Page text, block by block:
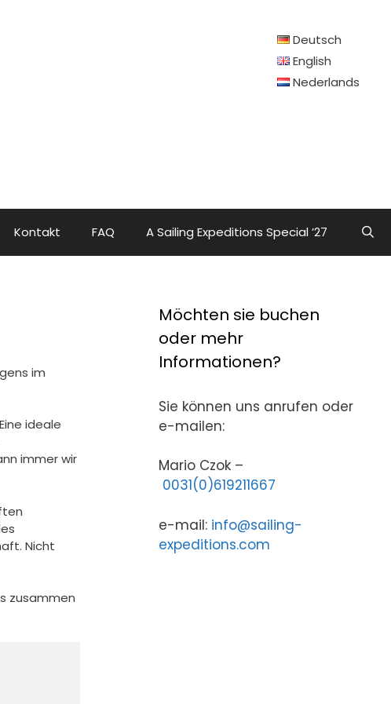
Deutsch
English
Nederlands
Kontakt FAQ A Sailing Expeditions Special ’27
im
ideale
immer wir
Nicht
zusammen
Möchten sie buchen
oder mehr
Informationen?
Sie können uns anrufen oder
e-mailen:
Mario Czok –
0031(0)619211667
e-mail: info@sailing-
expeditions.com